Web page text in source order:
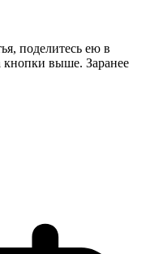
поделитесь ею в
кнопки выше. Заранее